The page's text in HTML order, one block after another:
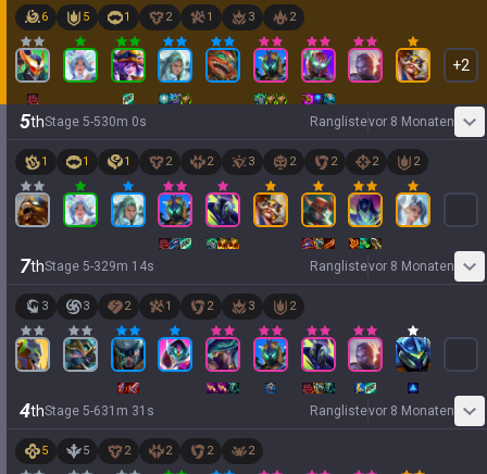
6 5 1 2 1 3 2
+2
5thStage 5-530m 0s Ranglistevor 8 Monaten
1 1 1 2 2 3 2 2 2 2
7thStage 5-329m 14s Ranglistevor 8 Monaten
3 3 2 1 2 3 2
4thStage 5-631 m 31 s Ranglistevor 8 Monaten
5 5 2 2 2 2